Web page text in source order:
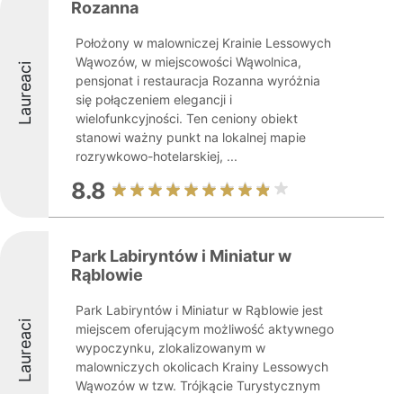
Laureaci
Rozanna
Położony w malowniczej Krainie Lessowych
Wąwozów, w miejscowości Wąwolnica,
pensjonat i restauracja Rozanna wyróżnia
się połączeniem elegancji i
wielofunkcyjności. Ten ceniony obiekt
stanowi ważny punkt na lokalnej mapie
rozrywkowo-hotelarskiej, ...
8.8
Laureaci
Park Labiryntów i Miniatur w
Rąblowie
Park Labiryntów i Miniatur w Rąblowie jest
miejscem oferującym możliwość aktywnego
wypoczynku, zlokalizowanym w
malowniczych okolicach Krainy Lessowych
Wąwozów w tzw. Trójkącie Turystycznym